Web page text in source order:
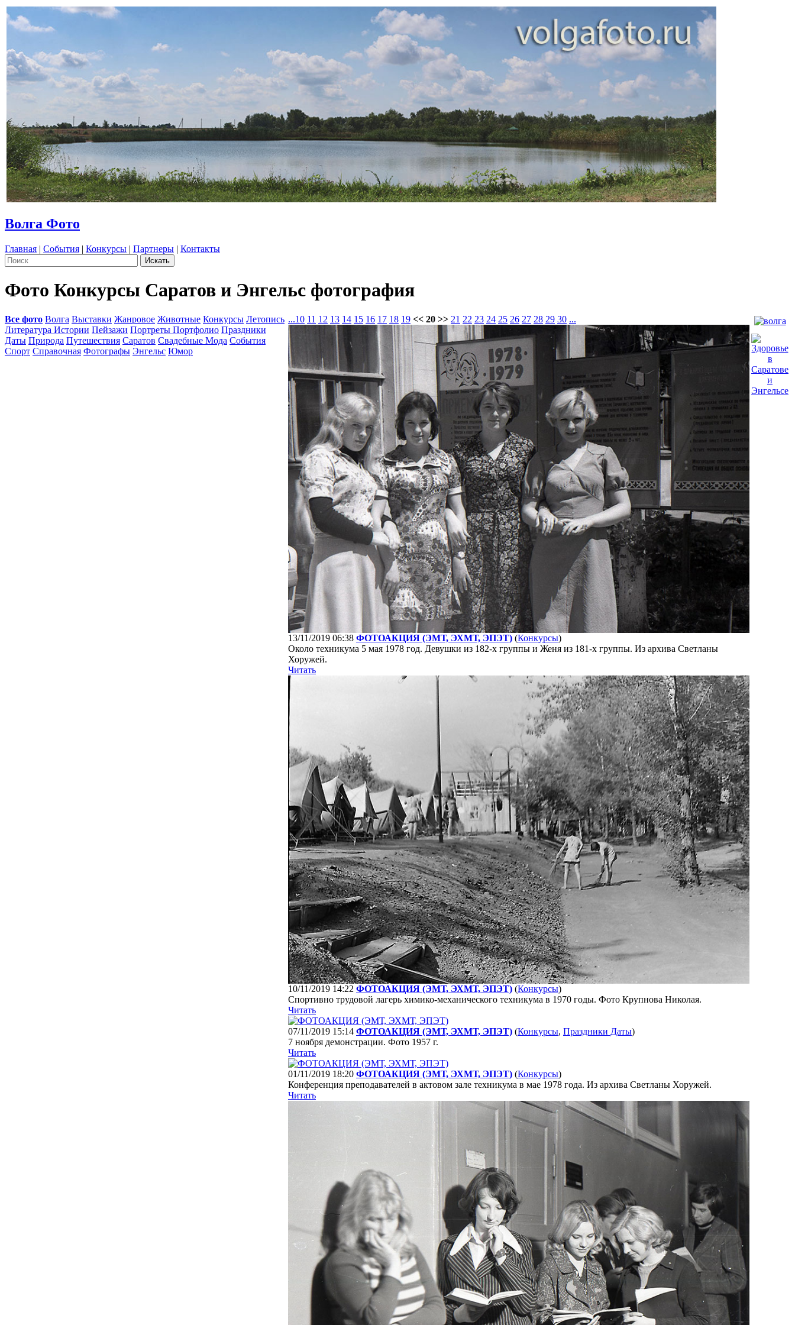
Волга Фото
Главная | События | Конкурсы | Партнеры | Контакты
Фото Конкурсы Саратов и Энгельс фотография
Все фото Волга Выставки Жанровое Животные Конкурсы Летопись
Литература Истории Пейзажи Портреты Портфолио Праздники
Даты Природа Путешествия Саратов Свадебные Мода События
Спорт Справочная Фотографы Энгельс Юмор
...10 11 12 13 14 15 16 17 18 19 << 20 >> 21 22 23 24 25 26 27 28 29 30 ...
13/11/2019 06:38 ФОТОАКЦИЯ (ЭМТ, ЭХМТ, ЭПЭТ) (Конкурсы)
Около техникума 5 мая 1978 год. Девушки из 182-х группы и Женя из 181-х группы. Из архива Светланы
Хоружей.
Читать
10/11/2019 14:22 ФОТОАКЦИЯ (ЭМТ, ЭХМТ, ЭПЭТ) (Конкурсы)
Спортивно трудовой лагерь химико-механического техникума в 1970 годы. Фото Крупнова Николая.
Читать
07/11/2019 15:14 ФОТОАКЦИЯ (ЭМТ, ЭХМТ, ЭПЭТ) (Конкурсы, Праздники Даты)
7 ноября демонстрации. Фото 1957 г.
Читать
01/11/2019 18:20 ФОТОАКЦИЯ (ЭМТ, ЭХМТ, ЭПЭТ) (Конкурсы)
Конференция преподавателей в актовом зале техникума в мае 1978 года. Из архива Светланы Хоружей.
Читать